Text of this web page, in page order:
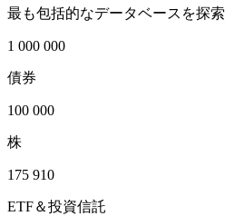
最も包括的なデータベースを探索
1 000 000
債券
100 000
株
175 910
ETF＆投資信託